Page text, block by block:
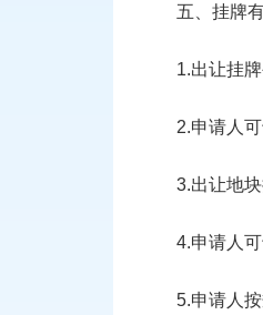
五、挂牌
1.出让挂
2.申请人
3.出让地
4.申请人
5.申请人